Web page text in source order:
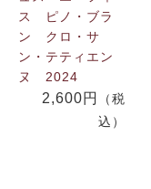
ス ピノ・ブラ
ン クロ・サ
ン・テティエン
ヌ 2024
2,600円
（税
込）